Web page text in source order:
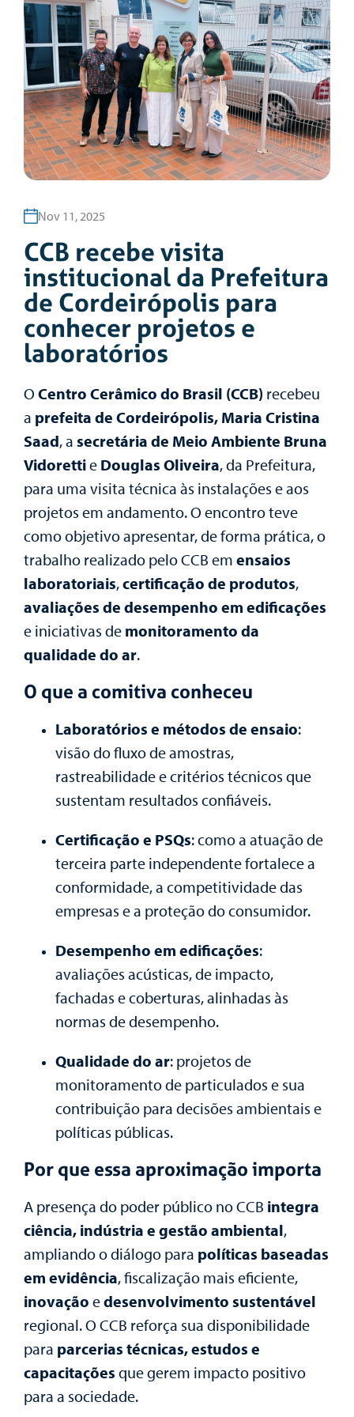
Nov 11, 2025
CCB recebe visita
institucional da Prefeitura
de Cordeirópolis para
conhecer projetos e
laboratórios
O Centro Cerâmico do Brasil (CCB) recebeu
a prefeita de Cordeirópolis, Maria Cristina
Saad, a secretária de Meio Ambiente Bruna
Vidorettie Douglas Oliveira, da Prefeitura,
para uma visita técnica às instalações e aos
projetos em andamento. O encontro teve
como objetivo apresentar, de forma prática, o
trabalho realizado pelo CCB em ensaios
laboratoriais,certificação de produtos,
avaliações de desempenho em edificações
e iniciativas de monitoramento da
qualidade do ar.
O que a comitiva conheceu
Laboratórios e métodos de ensaio:
visão do fluxo de amostras,
rastreabilidade e critérios técnicos que
sustentam resultados confiáveis.
Certificação e PSQs: como a atuação de
terceira parte independente fortalece a
conformidade, a competitividade das
empresas e a proteção do consumidor.
Desempenho em edificações:
avaliações acústicas, de impacto,
fachadas e coberturas, alinhadas às
normas de desempenho.
Qualidade do ar: projetos de
monitoramento de particulados e sua
contribuição para decisões ambientais e
políticas públicas.
Por que essa aproximação importa
A presença do poder público no CCB integra
ciência, indústria e gestão ambiental,
ampliando o diálogo para políticas baseadas
em evidência, fiscalização mais eficiente,
inovação edesenvolvimento sustentável
regional. O CCB reforça sua disponibilidade
para parcerias técnicas, estudos e
capacitações que gerem impacto positivo
para a sociedade.